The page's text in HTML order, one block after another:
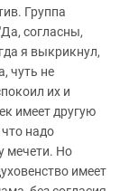
Группа
согласны,
я выкрикнул,
чуть не
их и
имеет другую
надо
мечети. Но
имеет